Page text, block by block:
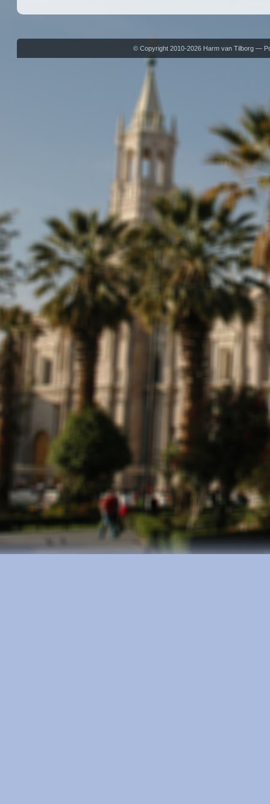
© Copyright 2010-2026 Harm van Tilborg —